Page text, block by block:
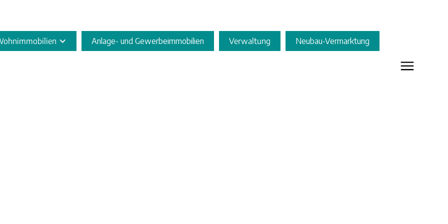
Anlage- und Gewerbeimmobilien Verwaltung Neubau-Vermarktung